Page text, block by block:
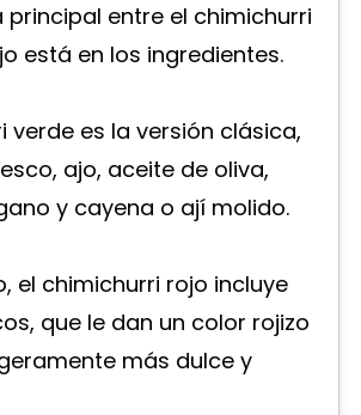
principal entre el chimichurri
está en los ingredientes.
verde es la versión clásica,
ajo, aceite de oliva,
y cayena o ají molido.
el chimichurri rojo incluye
que le dan un color rojizo
más dulce y